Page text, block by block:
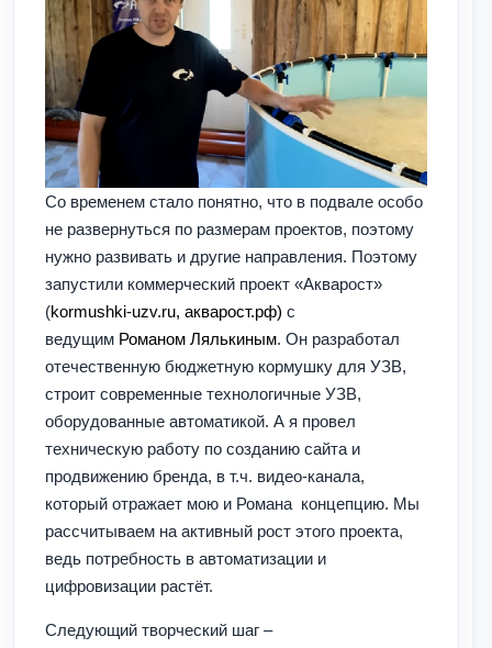
Со временем стало понятно, что в подвале особо
не развернуться по размерам проектов, поэтому
нужно развивать и другие направления. Поэтому
запустили коммерческий проект «Акварост»
(kormushki-uzv.ru, акварост.рф) с
ведущим Романом Лялькиным. Он разработал
отечественную бюджетную кормушку для УЗВ,
строит современные технологичные УЗВ,
оборудованные автоматикой. А я провел
техническую работу по созданию сайта и
продвижению бренда, в т.ч. видео-канала,
который отражает мою и Романа концепцию. Мы
рассчитываем на активный рост этого проекта,
ведь потребность в автоматизации и
цифровизации растёт.
Следующий творческий шаг –